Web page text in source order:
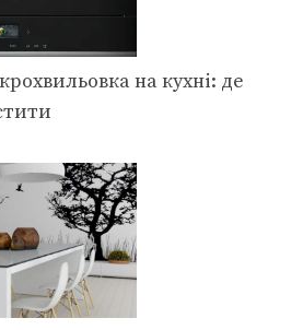
на кухні: де